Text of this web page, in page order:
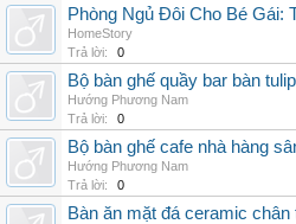
Phòng Ngủ Đôi Cho Bé Gái:
HomeStory
Trả lời:
0
Bộ bàn ghế quầy bar bàn
Hướng Phương Nam
Trả lời:
0
Bộ bàn ghế cafe nhà hàng
Hướng Phương Nam
Trả lời:
0
Bàn ăn mặt đá ceramic